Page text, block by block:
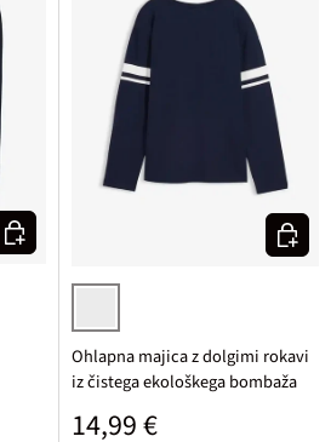
Izberi varianto
temno modra/bela potiskana
Ohlapna majica z dolgimi rokavi
iz čistega ekološkega bombaža
Običajna cena
14,99 €
Izberi